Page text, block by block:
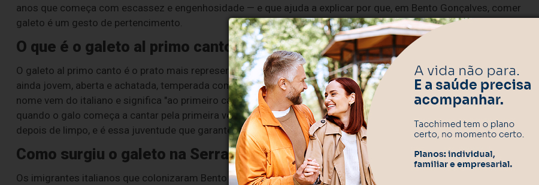
anos que começa com escassez e engenhosidade — e que ajuda a explicar por que, em Bento Gonçalves, comer
galeto é um gesto de pertencimento.
O que é o galeto al primo canto
O galeto al primo canto é o prato mais representativo daculinária típicadaSerra Gaúcha: uma ave de leite, abatida
ainda jovem, aberta e achatada, temperada com uma pasta aromática e assada no espeto sobre a brasa de carvão. O
nome vem do italiano e significa "ao primeiro canto" — referência à ave abatida por volta dos 25 a 30 dias de vida,
quando o galo começa a cantar pela primeira vez. Não é frango comum: pesa no máximo entre 500 e 700 gramas
depois de limpo, e é essa juventude que garante a carne macia e o sabor delicado.
Como surgiu o galeto na Serra Gaúcha
Os imigrantes italianos que colonizaram Bento Gonçalves e a região Uva e Vinho, a partir de 1875, vinham em sua